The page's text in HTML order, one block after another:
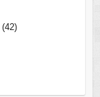
(42)